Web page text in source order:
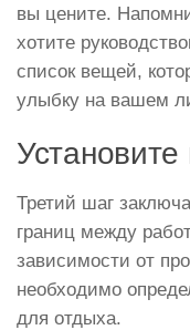
вы цените.
хотите
список вещей,
улыбку на вашем
Третий шаг
границ между
зависимости от
необходимо
для отдыха.